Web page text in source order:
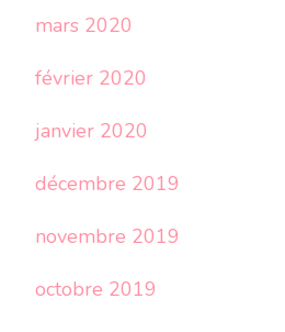
mars 2020
février 2020
janvier 2020
décembre 2019
novembre 2019
octobre 2019